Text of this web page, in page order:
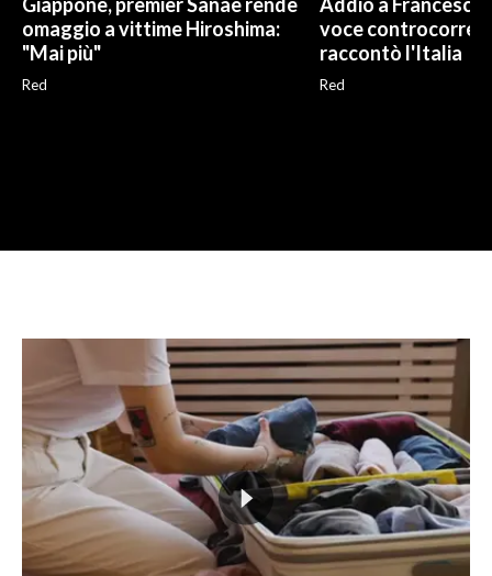
omaggio a vittime Hiroshima:
"Mai più"
Red
voce
raccontò l'Italia
Red